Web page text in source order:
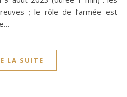
; le rôle de l’armée est
LA SUITE